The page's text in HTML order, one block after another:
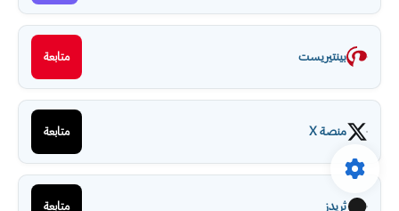
بينتيريست متابعة
منصة X متابعة
ثريدز متابعة